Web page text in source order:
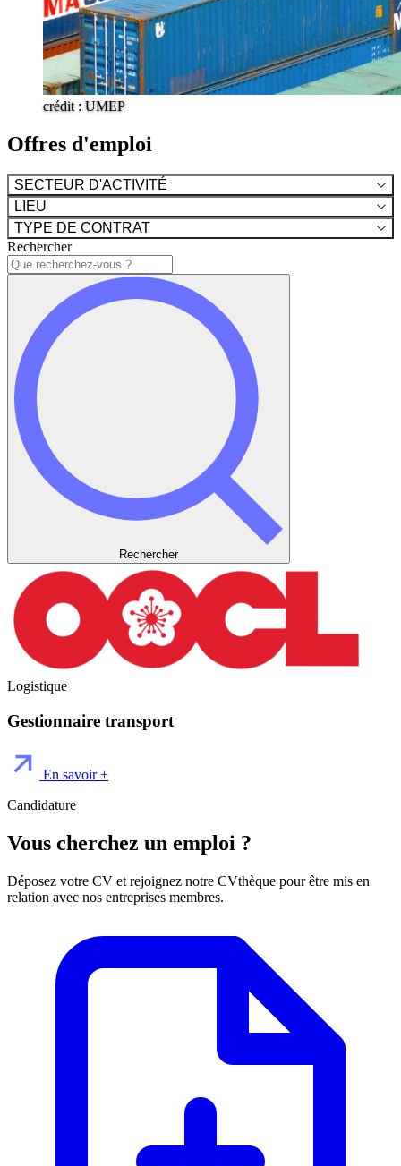
crédit : UMEP
Offres d'emploi
SECTEUR D'ACTIVITÉ
LIEU
TYPE DE CONTRAT
Rechercher
Rechercher
Logistique
Gestionnaire transport
En savoir +
Candidature
Vous cherchez un emploi ?
Déposez votre CV et rejoignez notre CVthèque pour être mis en
relation avec nos entreprises membres.